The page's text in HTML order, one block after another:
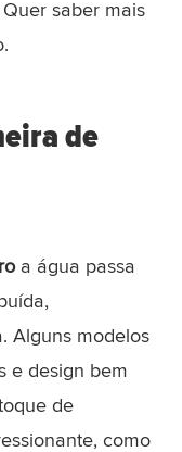
saber mais
de
a água passa
Alguns modelos
e design bem
de
como